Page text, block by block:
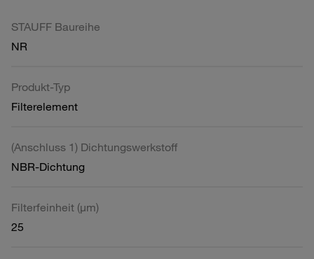
STAUFF Baureihe
NR
Produkt-Typ
Filterelement
(Anschluss 1) Dichtungswerkstoff
NBR-Dichtung
Filterfeinheit (µm)
25